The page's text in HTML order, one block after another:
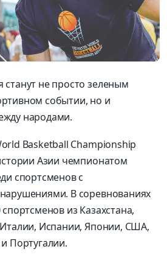
не просто зеленым
событии, но и
народами.
Basketball Championship
Азии чемпионатом
спортсменов с
В соревнованиях
из Казахстана,
Испании, Японии, США,
Португалии.